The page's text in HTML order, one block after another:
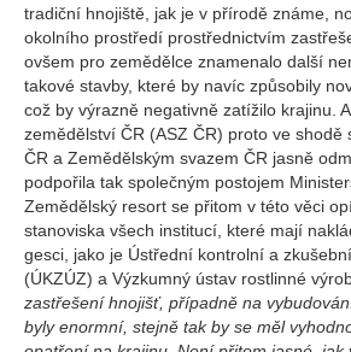
tradiční hnojiště, jak je v přírodě známe,
okolního prostředí prostřednictvím
ovšem pro zemědělce znamenalo další
takové stavby, které by navíc způsobily
což by výrazně negativně zatížilo krajinu.
zemědělství ČR (ASZ ČR) proto ve shodě
ČR a Zemědělským svazem ČR jasně
podpořila tak společným postojem
Zemědělský resort se přitom v této věci
stanoviska všech institucí, které mají
gesci, jako je Ústřední kontrolní a
(ÚKZÚZ) a Výzkumný ústav rostlinné
zastřešení hnojišť, případně na
byly enormní, stejně tak by se měl